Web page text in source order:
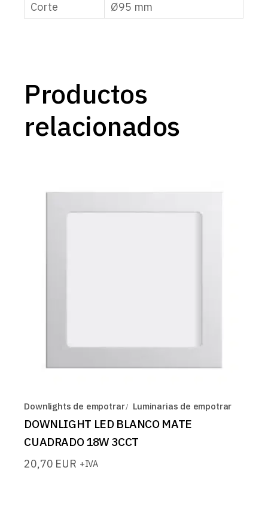
Corte Ø95 mm
Productos
relacionados
Downlights de empotrar Luminarias de empotrar
DOWNLIGHT LED BLANCO MATE
CUADRADO 18W 3CCT
20,70 EUR +IVA